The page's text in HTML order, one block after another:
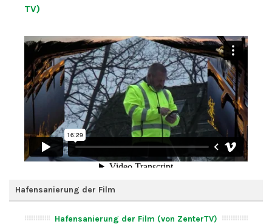
TV)
Hafensanierung der Film
Hafensanierung der Film (von ZenterTV)